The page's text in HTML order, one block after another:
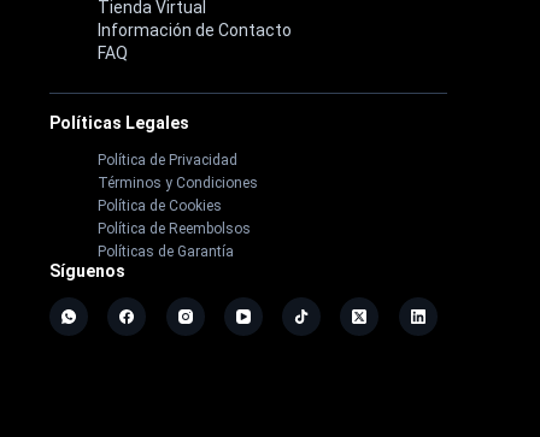
Tienda Virtual
Información de Contacto
FAQ
Políticas Legales
Política de Privacidad
Términos y Condiciones
Política de Cookies
Política de Reembolsos
Políticas de Garantía
Síguenos